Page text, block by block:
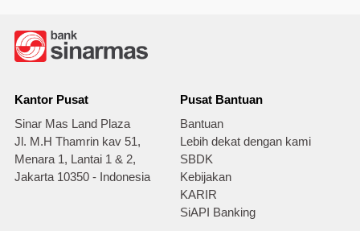
Kantor Pusat
Sinar Mas Land Plaza
Jl. M.H Thamrin kav 51,
Menara 1, Lantai 1 & 2,
Jakarta 10350 - Indonesia
Pusat Bantuan
Bantuan
Lebih dekat dengan kami
SBDK
Kebijakan
KARIR
SiAPI Banking